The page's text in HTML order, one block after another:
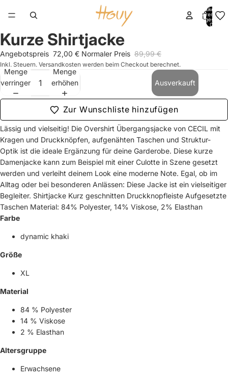
Artikel im
Warenkorb
insgesamt:
0
Bild
im
Vollbildmodus
öffnen
Bild
im
Vollbildmodus
öffnen
Bild
im
Vollbildmodus
öffnen
Bild
im
Vollbildmodus
öffnen
Bild
im
Vollbildmodus
öffnen
Bild
im
Vollbildmodus
öffnen
Bild
im
Vollbildmodus
öffnen
Bild
im
Vollbildmodus
öffnen
Bild
im
Vollbildmodus
öffnen
Bild
im
Vollbildmodus
öffnen
Bild
im
Vollbildmodus
öffnen
Bild
im
Vollbildmodus
öffnen
Kurze Shirtjacke
Angebotspreis 72,00 € Normaler Preis 89,99 €
Inkl. Steuern. Versandkosten werden beim Checkout berechnet.
Menge
verringern
Menge
erhöhen
Ausverkauft
Zur Wunschliste hinzufügen
Lässig und vielseitig! Die Overshirt Übergangsjacke von CECIL mit
Kragen und Druckknöpfen, aufgenähten Taschen und Struktur-
Optik ist die ideale Ergänzung für deine Garderobe. Diese kurze
Damenjacke kann zum Beispiel mit einer Culotte in Szene gesetzt
werden und verleiht deinem Look eine moderne Note. Egal, ob im
Alltag oder bei besonderen Anlässen: Diese Jacke ist ein vielseitiger
Begleiter. Shirtjacke Kurz geschnitten Druckknopfleiste Aufgesetzte
Taschen Material: 84% Polyester, 14% Viskose, 2% Elasthan
Farbe
dynamic khaki
Größe
XL
Material
84 % Polyester
14 % Viskose
2 % Elasthan
Altersgruppe
Erwachsene